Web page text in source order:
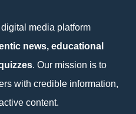
media platform
news, educational
. Our mission is to
with credible information,
content.